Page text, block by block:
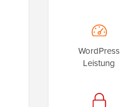
WordPress
Leistung